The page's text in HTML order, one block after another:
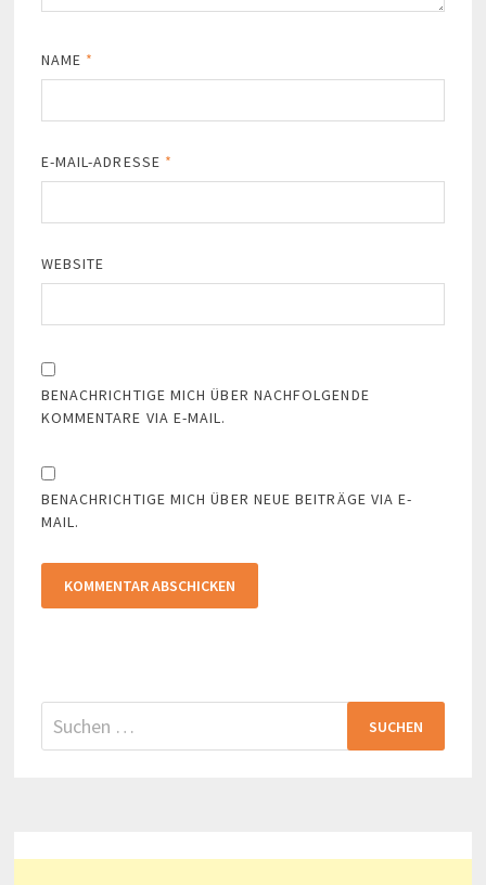
NAME *
E-MAIL-ADRESSE *
WEBSITE
BENACHRICHTIGE MICH ÜBER NACHFOLGENDE
KOMMENTARE VIA E-MAIL.
BENACHRICHTIGE MICH ÜBER NEUE BEITRÄGE VIA E-
MAIL.
Suchen
nach: